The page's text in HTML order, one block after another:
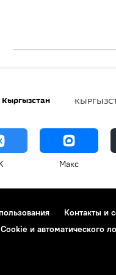
Кыргызстан
Макс
Контакты и
и автоматического